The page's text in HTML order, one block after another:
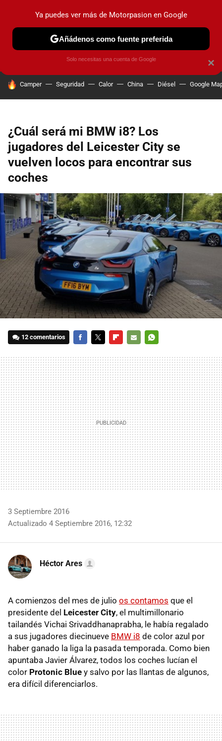
PRUEBAS COCHES ELÉCTRICOS OBSERVATORIO
HOY SE HABLA DE
Camper Seguridad Calor China Diésel Google
¿Cuál será mi BMW i8? Los
jugadores del Leicester City se
vuelven locos para encontrar sus
coches
12 comentarios
MAIL
3 Septiembre 2016
Actualizado 4 Septiembre 2016, 12:32
Héctor Ares
A comienzos del mes de julio os contamos que el
presidente del Leicester City, el multimillonario
tailandés Vichai Srivaddhanaprabha, le había regalado
a sus jugadores diecinueve BMW i8 de color azul por
haber ganado la liga la pasada temporada. Como bien
apuntaba Javier Álvarez, todos los coches lucían el
color Protonic Blue y salvo por las llantas de algunos,
era difícil diferenciarlos.
×
Ya puedes ver más de Motorpasion en Google
Añádenos como fuente preferida
Solo necesitas una cuenta de Google